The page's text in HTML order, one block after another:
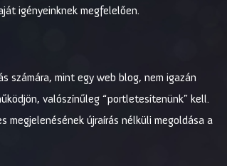
igényeinknek megfelelően.
számára, mint egy web blog, nem igazán
valószínűleg “portletesítenünk” kell.
megjelenésének újraírás nélküli megoldása a